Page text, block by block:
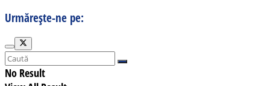
Urmărește-ne pe:
No Result